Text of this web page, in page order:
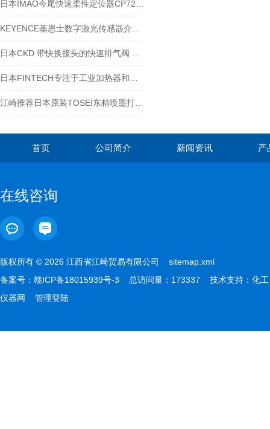
首页 公司简介 新闻资讯 产
在线咨询
版权所有 © 2026 江西省江崎贸易有限公司 sitemap.xml
备案号： 赣ICP备18015939号-3 总访问量：173337 技术支持： 化工
仪器网
管理登陆